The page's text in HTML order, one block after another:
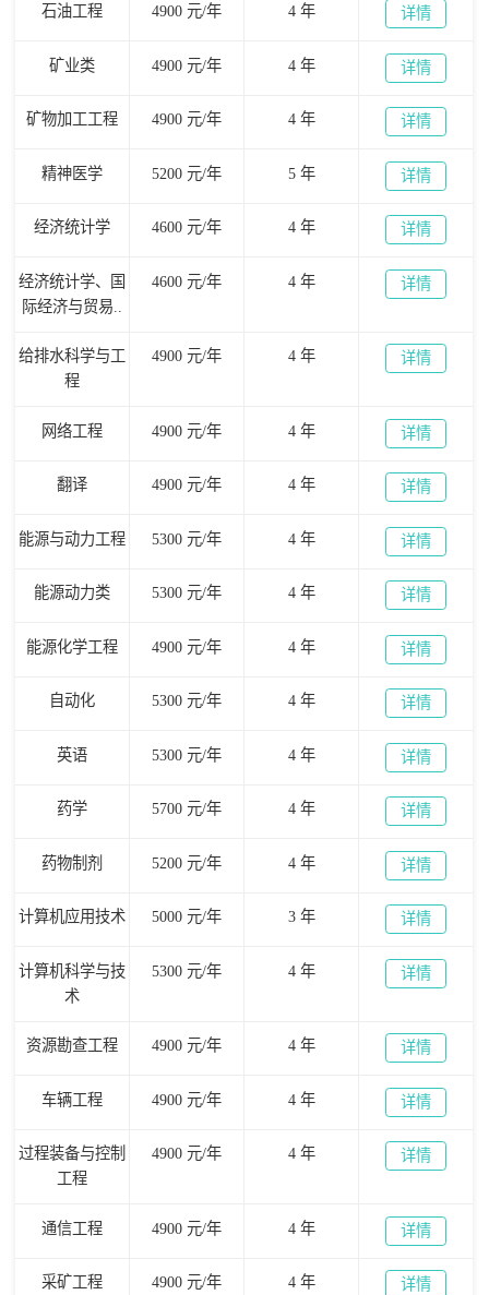
石油工程 4900 元/年 4 年 详情
矿业类 4900 元/年 4 年 详情
矿物加工工程 4900 元/年 4 年 详情
精神医学 5200 元/年 5 年 详情
经济统计学 4600 元/年 4 年 详情
经济统计学、国
际经济与贸易..
4600 元/年 4 年 详情
给排水科学与工
程
4900 元/年 4 年 详情
网络工程 4900 元/年 4 年 详情
翻译 4900 元/年 4 年 详情
能源与动力工程 5300 元/年 4 年 详情
能源动力类 5300 元/年 4 年 详情
能源化学工程 4900 元/年 4 年 详情
自动化 5300 元/年 4 年 详情
英语 5300 元/年 4 年 详情
药学 5700 元/年 4 年 详情
药物制剂 5200 元/年 4 年 详情
计算机应用技术 5000 元/年 3 年 详情
计算机科学与技
术
5300 元/年 4 年 详情
资源勘查工程 4900 元/年 4 年 详情
车辆工程 4900 元/年 4 年 详情
过程装备与控制
工程
4900 元/年 4 年 详情
通信工程 4900 元/年 4 年 详情
采矿工程 4900 元/年 4 年 详情